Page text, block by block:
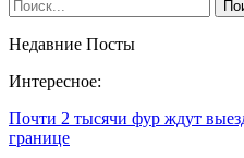
Недавние Посты
Интересное:
Почти 2 тысячи фур ждут
границе